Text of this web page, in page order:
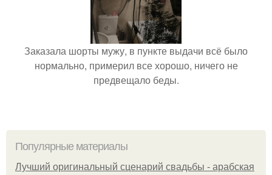
Заказала шорты мужу, в пункте выдачи всё было
нормально, примерил все хорошо, ничего не
предвещало беды.
Популярные материалы
Лучший оригинальный сценарий свадьбы - арабская